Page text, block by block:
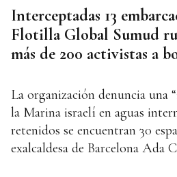
Interceptadas 13
Flotilla Global Sumud
más de 200 activistas a
La organización denuncia una
la Marina israelí en aguas
retenidos se encuentran 30
exalcaldesa de Barcelona Ada